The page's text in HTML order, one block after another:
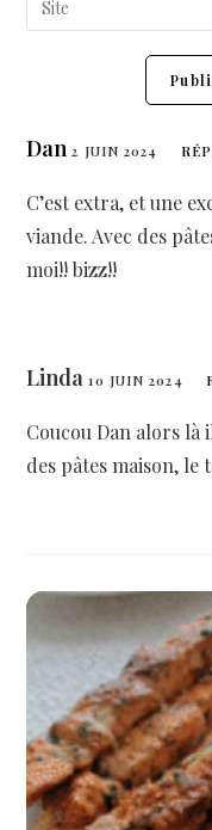
Dan 2 JUIN 2024
C’est extra, et une
viande. Avec des
moi!! bizz!!
Linda10 JUIN 2024
Coucou Dan alors là
des pâtes maison, le